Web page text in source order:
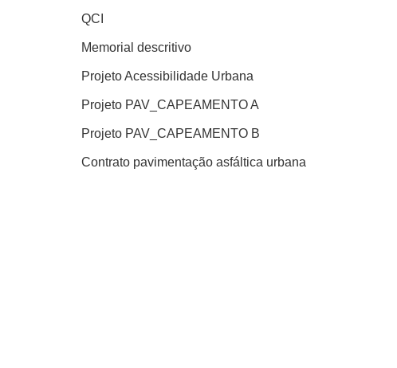
QCI
Memorial descritivo
Projeto Acessibilidade Urbana
Projeto PAV_CAPEAMENTO A
Projeto PAV_CAPEAMENTO B
Contrato pavimentação asfáltica urbana